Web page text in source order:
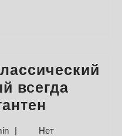
всегда
admin
|
Нет